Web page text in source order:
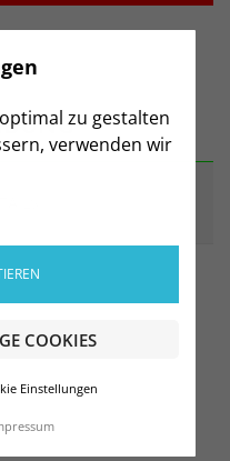
zu gestalten
verwenden wir
COOKIES
Einstellungen